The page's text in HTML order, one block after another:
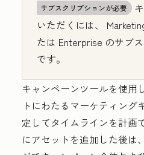
サブスクリプションが必要
いただくには、
たは Enterprise のサブ
です。
キャンペーンツールを使用
トにわたるマーケティング
定してタイムラインを計画
にアセットを追加した後は